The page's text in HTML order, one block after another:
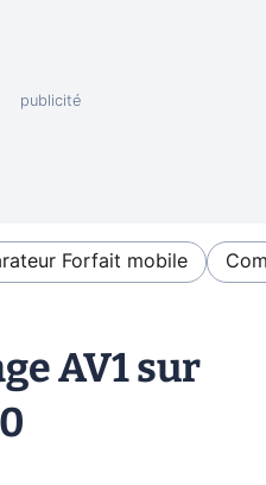
Forfait mobile
AV1 sur